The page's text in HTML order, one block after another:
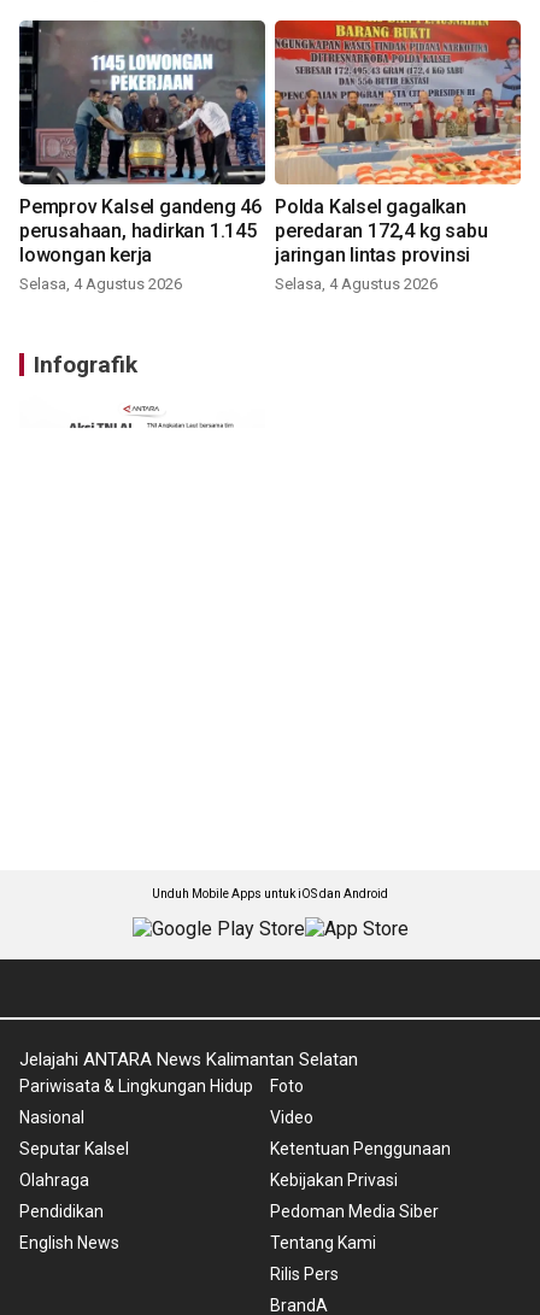
Pemprov Kalsel gandeng 46
perusahaan, hadirkan 1.145
lowongan kerja
Selasa, 4 Agustus 2026
Polda Kalsel gagalkan
peredaran 172,4 kg sabu
jaringan lintas provinsi
Selasa, 4 Agustus 2026
Infografik
Unduh Mobile Apps untuk iOS dan Android
Jelajahi ANTARA News Kalimantan Selatan
Pariwisata & Lingkungan Hidup
Nasional
Seputar Kalsel
Olahraga
Pendidikan
English News
Foto
Video
Ketentuan Penggunaan
Kebijakan Privasi
Pedoman Media Siber
Tentang Kami
Rilis Pers
BrandA